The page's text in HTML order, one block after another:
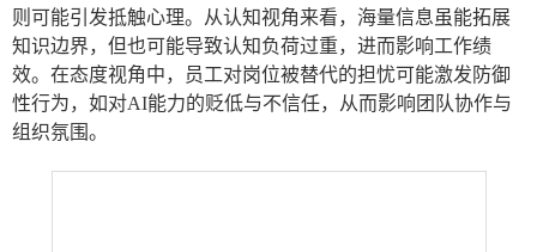
则可能引发抵触心理。 从认知视角来看， 海量信息虽能拓展
知识边界，但也可能导致认知负荷过重，进而影响工作绩
效。 在态度视角中，
员工对岗位被替代的担忧可能激发防御
性行为，如对AI能力的贬低与不信任，从而影响团队协作与
组织氛围。